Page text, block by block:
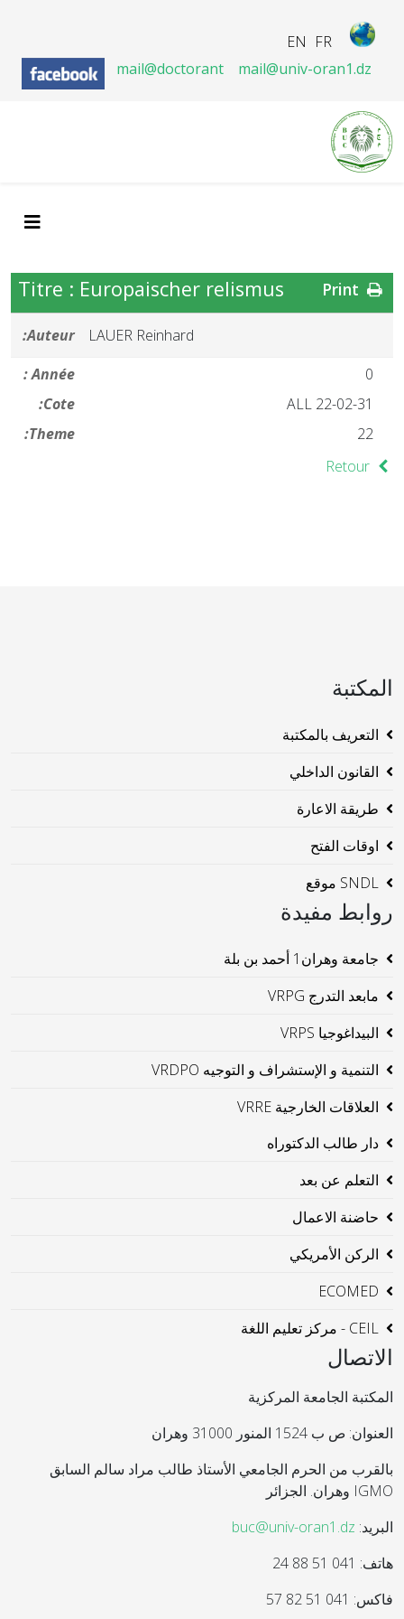
FR
EN
mail@doctorant
mail@univ-oran1.dz
Titre : Europaischer relismus
Auteur:
LAUER Reinhard
Année :
0
Cote:
ALL 22-02-31
Theme:
22
Retour
المكتبة
التعريف بالمكتبة
القانون الداخلي
طريقة الاعارة
اوقات الفتح
SNDL موقع
روابط مفيدة
جامعة وهران1 أحمد بن بلة
مابعد التدرج VRPG
البيداغوجيا VRPS
التنمية و الإستشراف و التوجيه VRDPO
العلاقات الخارجية VRRE
دار طالب الدكتوراه
التعلم عن بعد
حاضنة الاعمال
الركن الأمريكي
ECOMED
CEIL - مركز تعليم اللغة
الاتصال
المكتبة الجامعة المركزية
العنوان: ص ب 1524 المنور 31000 وهران
بالقرب من الحرم الجامعي الأستاذ طالب مراد سالم السابق
IGMO وهران. الجزائر
البريد: buc@univ-oran1.dz
هاتف: 041 51 88 24
فاكس: 041 51 82 57